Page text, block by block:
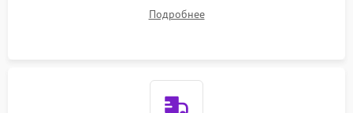
Подробнее